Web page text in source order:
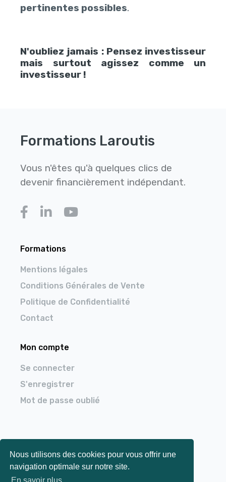
Nous utilisons des cookies pour vous offrir une
navigation optimale sur notre site.
pertinentes possibles.
N'oubliez jamais : Pensez investisseur
mais surtout agissez comme un
investisseur !
Formations Laroutis
Vous n'êtes qu'à quelques clics de
devenir financièrement indépendant.
Formations
Mentions légales
Conditions Générales de Vente
Politique de Confidentialité
Contact
Mon compte
Se connecter
S'enregistrer
Mot de passe oublié
© Copyright 2026Go-Man.fr| Tous droits
réservés